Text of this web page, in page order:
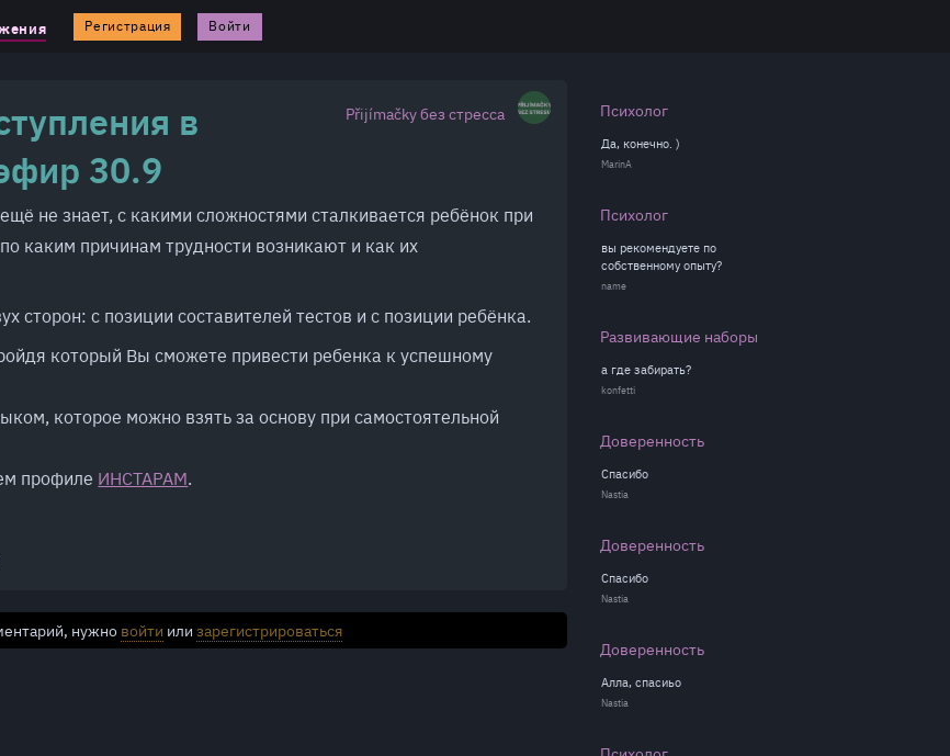
Регистрация Войти
Психолог
Да, конечно. )
MarinА
Психолог
вы рекомендуете по
собственному опыту?
name
Развивающие наборы
а где забирать?
konfetti
Доверенность
Спасибо
Nastia
Доверенность
Спасибо
Nastia
Доверенность
Алла, спасиьо
Nastia
Přijímačky без стресса
в
30.9
не знает, с какими сложностями сталкивается ребёнок при
каким причинам трудности возникают и как их
сторон: с позиции составителей тестов и с позиции ребёнка.
который Вы сможете привести ребенка к успешному
которое можно взять за основу при самостоятельной
профиле ИНСТАРАМ.
нужно войти или зарегистрироваться